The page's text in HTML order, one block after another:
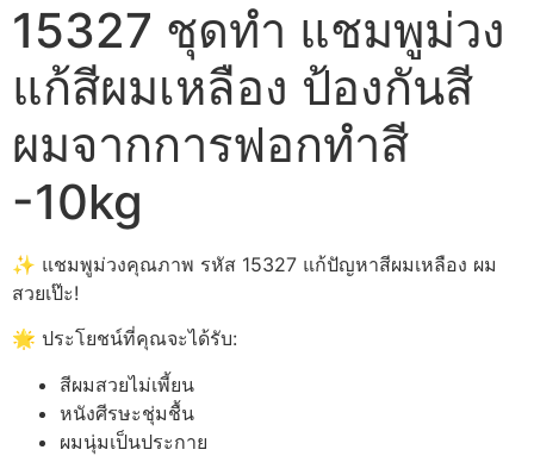
15327 ชุดทำ แชมพูม่วง
แก้สีผมเหลือง ป้องกันสี
ผมจากการฟอกทำสี
-10kg
✨ แชมพูม่วงคุณภาพ รหัส 15327 แก้ปัญหาสีผมเหลือง ผม
สวยเป๊ะ!
🌟 ประโยชน์ที่คุณจะได้รับ:
สีผมสวยไม่เพี้ยน
หนังศีรษะชุ่มชื้น
ผมนุ่มเป็นประกาย